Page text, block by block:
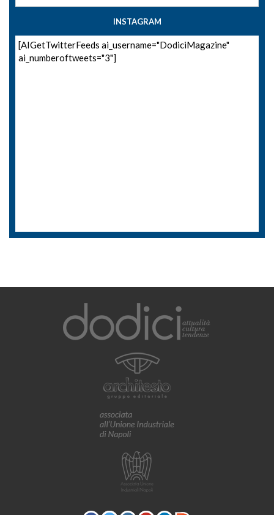
INSTAGRAM
[AIGetTwitterFeeds ai_username="DodiciMagazine"
ai_numberoftweets="3"]